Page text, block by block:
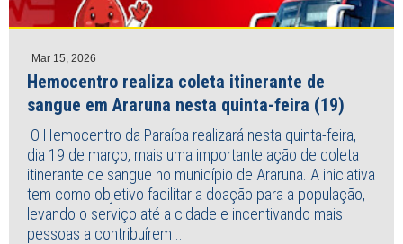
Mar 15, 2026
Hemocentro realiza coleta itinerante de
sangue em Araruna nesta quinta-feira (19)
O Hemocentro da Paraíba realizará nesta quinta-feira,
dia 19 de março, mais uma importante ação de coleta
itinerante de sangue no município de Araruna. A iniciativa
tem como objetivo facilitar a doação para a população,
levando o serviço até a cidade e incentivando mais
pessoas a contribuírem ...